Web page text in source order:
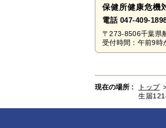
保健所健康危機
電話 047-409-
〒273-8506千葉県
受付時間：午前9
現在の場所 : トップ
生届